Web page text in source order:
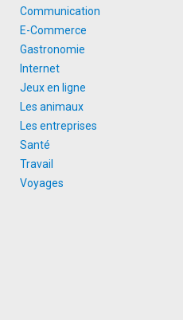
Communication
E-Commerce
Gastronomie
Internet
Jeux en ligne
Les animaux
Les entreprises
Santé
Travail
Voyages